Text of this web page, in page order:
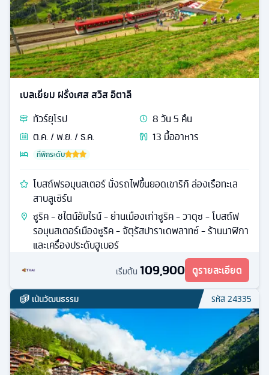
เบลเยี่ยม ฝรั่งเศส สวิส อิตาลี
ทัวร์ยุโรป 8วัน5 คืน
ต.ค. / พ.ย. / ธ.ค.
13 มื้ออาหาร
ที่พักระดับ
โบสถ์ฟรอมุนสเตอร์ นั่งรถไฟขึ้นยอดเขาริกิ ล่องเรือทะเล
สาบลูเซิร์น
ซูริค - ชไตน์อัมไรน์ - ย่านเมืองเก่าซูริค - วาดุซ - โบสถ์ฟ
รอมุนสเตอร์เมืองซูริค - จัตุรัสปาราเดพลาทซ์ - ร้านนาฬิกา
และเครื่องประดับฮูเบอร์
เริ่มต้น 109,900 ดูรายละเอียด
เน้นวัฒนธรรม รหัส24335